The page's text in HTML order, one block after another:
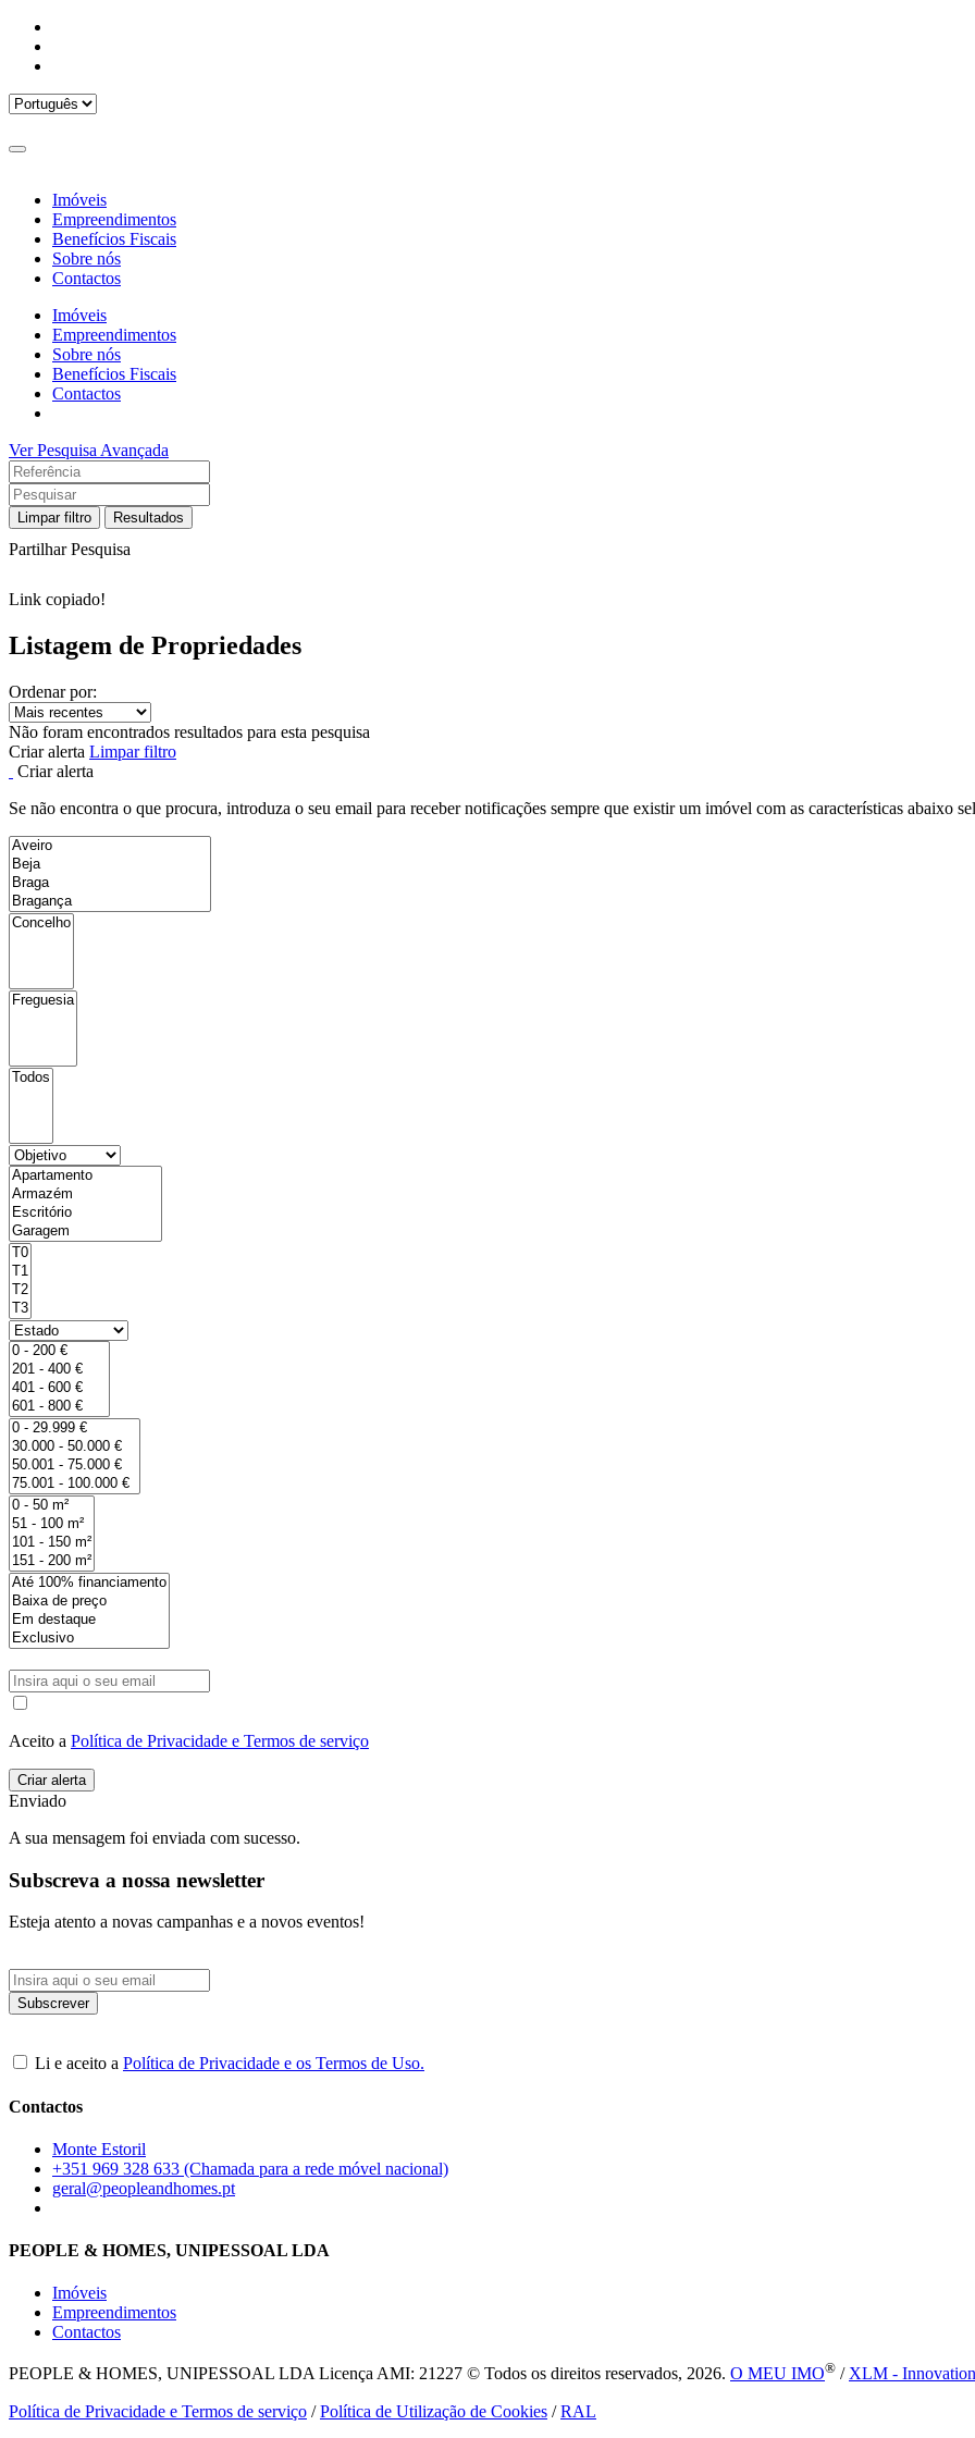
Imóveis
Empreendimentos
Benefícios Fiscais
Sobre nós
Contactos
Imóveis
Empreendimentos
Sobre nós
Benefícios Fiscais
Contactos
Ver Pesquisa Avançada
Limpar filtro Resultados
Partilhar Pesquisa
Link copiado!
Listagem de Propriedades
Ordenar por:
Não foram encontrados resultados para esta pesquisa
Criar alerta Limpar filtro
Criar alerta
Se não encontra o que procura, introduza o seu email para receber notificações sempre que existir um imóvel com as características abaixo
Aceito a Política de Privacidade e Termos de serviço
Enviado
A sua mensagem foi enviada com sucesso.
Subscreva a nossa newsletter
Esteja atento a novas campanhas e a novos eventos!
Li e aceito a Política de Privacidade e os Termos de Uso.
Contactos
Monte Estoril
+351 969 328 633 (Chamada para a rede móvel nacional)
geral@peopleandhomes.pt
PEOPLE & HOMES, UNIPESSOAL LDA
Imóveis
Empreendimentos
Contactos
PEOPLE & HOMES, UNIPESSOAL LDALicença AMI: 21227 © Todos os direitos reservados, 2026. O MEU IMO® /XLM -
Política de Privacidade e Termos de serviço /Política de Utilização de Cookies /RAL